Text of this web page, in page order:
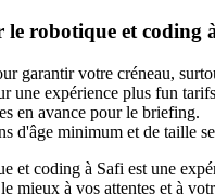
le robotique et coding
garantir votre créneau,
une expérience plus fun
en avance pour le briefing.
d'âge minimum et de taille
et coding à Safi est une
mieux à vos attentes et à